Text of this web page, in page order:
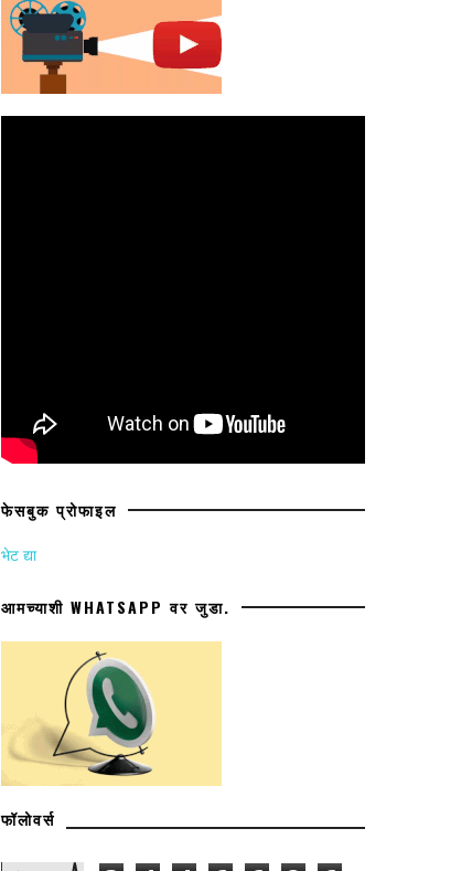
फेसबुक प्रोफाइल
भेट द्या
आमच्याशी WHATSAPP वर जुडा.
फॉलोवर्स